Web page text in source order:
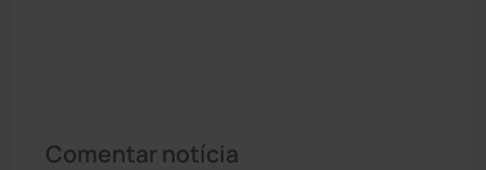
Comentar notícia